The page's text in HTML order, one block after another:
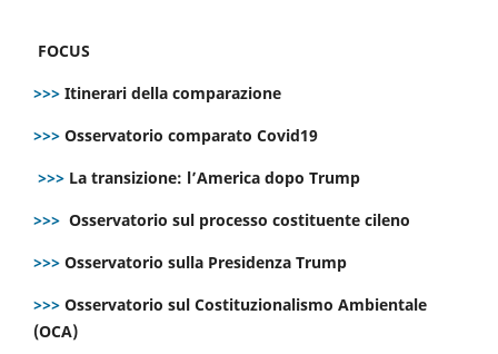
FOCUS
>>> Itinerari della comparazione
>>> Osservatorio comparato Covid19
>>> La transizione: l’America dopo Trump
>>> Osservatorio sul processo costituente cileno
>>> Osservatorio sulla Presidenza Trump
>>> Osservatorio sul Costituzionalismo Ambientale
(OCA)